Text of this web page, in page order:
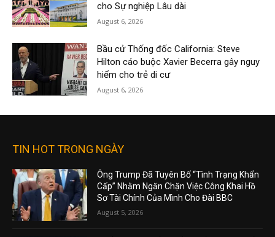
cho Sự nghiệp Lâu dài
August 6, 2026
Bầu cử Thống đốc California: Steve
Hilton cáo buộc Xavier Becerra gây nguy
hiểm cho trẻ di cư
August 6, 2026
TIN HOT TRONG NGÀY
Ông Trump Đã Tuyên Bố “Tình Trạng Khẩn
Cấp” Nhằm Ngăn Chặn Việc Công Khai Hồ
Sơ Tài Chính Của Mình Cho Đài BBC
August 5, 2026